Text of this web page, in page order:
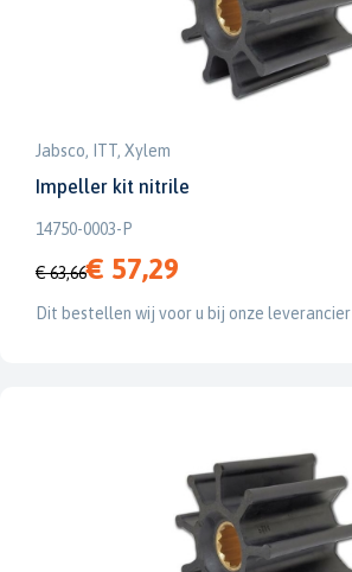
Jabsco, ITT, Xylem
Impeller kit nitrile
14750-0003-P
€ 63,66€ 57,29
Dit bestellen wij voor u bij onze leverancier